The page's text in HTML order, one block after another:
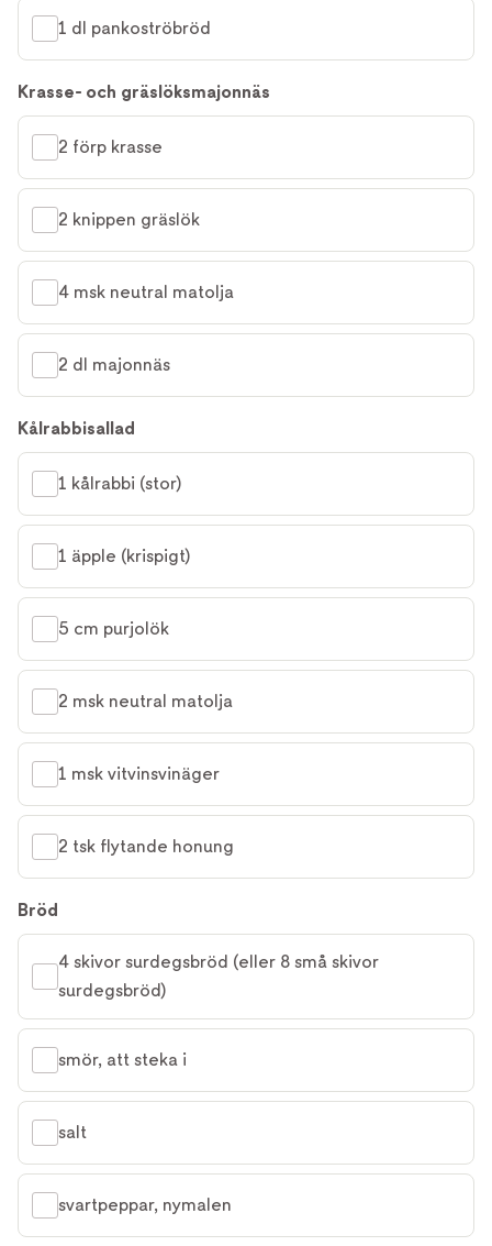
1 dl pankoströbröd
Krasse- och gräslöksmajonnäs
2 förp krasse
2 knippen gräslök
4 msk neutral matolja
2 dl majonnäs
Kålrabbisallad
1 kålrabbi (stor)
1 äpple (krispigt)
5 cm purjolök
2 msk neutral matolja
1 msk vitvinsvinäger
2 tsk flytande honung
Bröd
4 skivor surdegsbröd (eller 8 små skivor
surdegsbröd)
smör, att steka i
salt
svartpeppar, nymalen